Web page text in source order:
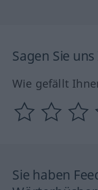
Sagen Sie
Wie gefällt
Sie haben